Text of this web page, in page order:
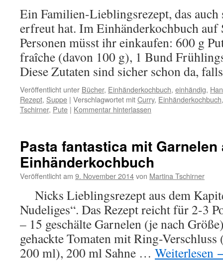
Ein Familien-Lieblingsrezept, das auch
erfreut hat. Im Einhänderkochbuch auf
Personen müsst ihr einkaufen: 600 g
fraîche (davon 100 g), 1 Bund
Diese Zutaten sind sicher schon da,
Veröffentlicht unter Bücher, Einhänderkochbuch, einhändig,
Rezept, Suppe | Verschlagwortet mitCurry, Einhänderkochbuch
Tschirner, Pute | Kommentar hinterlassen
Pasta fantastica mit Garnelen
Einhänderkochbuch
Veröffentlicht am 9. November 2014von Martina Tschirner
Nicks Lieblingsrezept aus dem
Nudeliges“. Das Rezept reicht für 2-3
– 15 geschälte Garnelen (je nach
gehackte Tomaten mit Ring-
200 ml), 200 ml Sahne … Weiterlesen